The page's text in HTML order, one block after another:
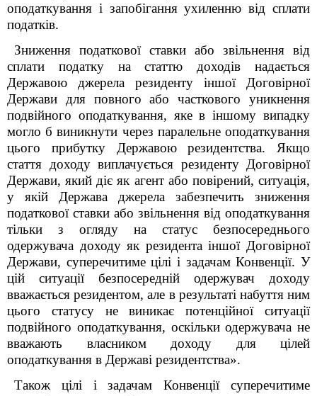
оподаткування і запобігання ухиленню від сплати
податків.
Зниження податкової ставки або звільнення від
сплати податку на статтю доходів надається
Державою джерела резиденту іншої Договірної
Держави для повного або часткового уникнення
подвійного оподаткування, яке в іншому випадку
могло б виникнути через паралельне оподаткування
цього прибутку Державою резидентства. Якщо
стаття доходу виплачується резиденту Договірної
Держави, який діє як агент або повірений, ситуація,
у якій Держава джерела забезпечить зниження
податкової ставки або звільнення від оподаткування
тільки з огляду на статус безпосереднього
одержувача доходу як резидента іншої Договірної
Держави, суперечитиме цілі і задачам Конвенції. У
цій ситуації безпосередній одержувач доходу
вважається резидентом, але в результаті набуття ним
цього статусу не виникає потенційної ситуації
подвійного оподаткування, оскільки одержувача не
вважають власником доходу для цілей
оподаткування в Державі резидентства».
Також цілі і задачам Конвенції суперечитиме